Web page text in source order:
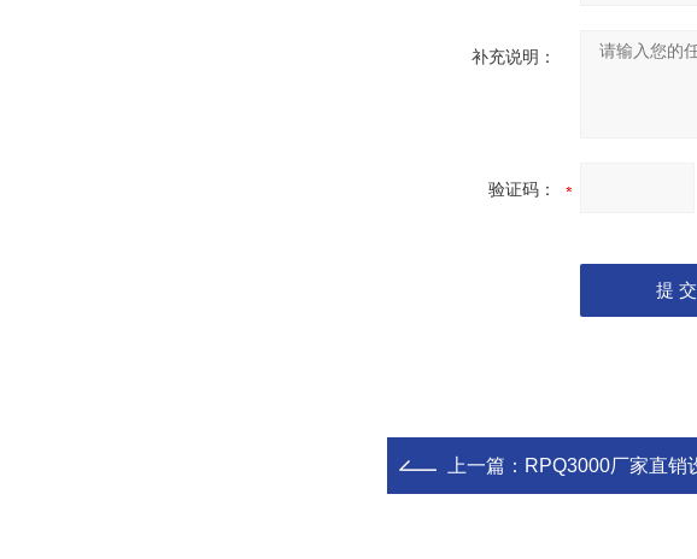
补充说明：
验证码：
上一篇： RPQ3000厂家直销